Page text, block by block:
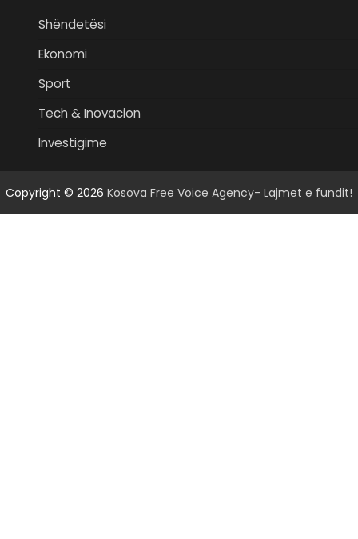
Shëndetësi
Ekonomi
Sport
Tech & Inovacion
Investigime